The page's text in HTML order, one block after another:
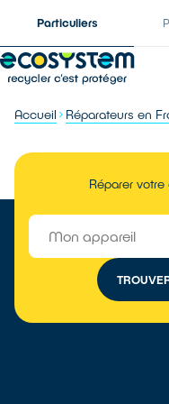
Particuliers
Accueil Réparateurs en
Réparer